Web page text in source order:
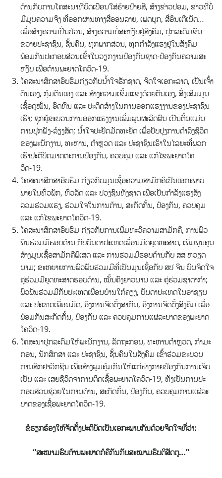
ຕ້ານ​ກັບ​ການ​ໂຄ​ສະ​ນາ​ທີ່​ບິດ​ເບືອນ​ໃສ່​ຮ້າຍ​ປ້າຍ​ສີ, ສ້າງ​ຂ່າວ​ປອມ, ຂ່າວ​ທີ່ບໍ່​
ມີ​ມູນ​ຄວາມ​ຈິງ ທີ່​ອອກ​ຜ່ານ​ທາງ​ສື່​ອອນ​ລາຍ, ເຟດ​ບຸກ, ສື່​ອິນ​ເຕີ​ເນັດ…
ເພື່ອ​ສ້າງ​ຄວາມ​ປັ່ນ​ປ່ວນ, ສ້າງ​ຄວາມບໍ່​ສະ​ຫງົບ​ຢູ່​ສັງ​ຄົມ, ປຸກ​ລະ​ດົມຂົນ​
ຂວາຍ​ປະ​ຊາ​ຊົນ, ຊັ້ນ​ຄົນ, ທຸກ​ພາກ​ສ່ວນ, ທຸກ​ກຳ​ລັງ​ແຮງ​ຢູ່​ໃນ​ສັງ​ຄົມ
ພ້ອມກັນ​ປະ​ກອບ​ສ່ວນ​ເຂົ້າ​ໃນ​ວຽກ​ງານ​ປ້ອງ​ກັນ​ຊາດ-ປ້ອງ​ກັນ​ຄວາມ​ສະ​
ຫງົບ ເພື່ອ​ຕ້ານພະ​ຍາດ​ໂຄວິດ-19.
ໂຄ​ສະ​ນາ​ສຶກ​ສາ​ອົບ​ຮົມ​ກ່ຽວ​ກັບ​ນ້ຳ​ໃຈ​ຮັກ​ຊາດ, ຈິດ​ໃຈ​ເອ​ກະ​ລາດ, ເປັນ​ເຈົ້າ​
ຕົນ​ເອງ, ກຸ້ມ​ຕົນ​ເອງ ແລະ ສ້າງ​ຄວາມ​ເຂັ້ມ​ແຂງ​ດ້ວຍ​ຕົນ​ເອງ, ສົ່ງ​ເສີມ​ມູນ​
ເຊື້ອ​ດຸ​ໝັ່ນ, ອົດ​ທົນ ແລະ ປະ​ດິດ​ສ້າງ​ໃນ​ການ​ອອກ​ແຮງ​ງານ​ຂອງ​ປະ​ຊາ​ຊົນ​
ເຮົາ; ຊຸກ​ຍູ້​ຂະ​ບວນ​ການ​ອອກ​ແຮງ​ງານ​ເພີ່ມ​ພູນ​ຜະ​ລິດ​ຜົນ ເປັນ​ຕົ້ນ​ແມ່ນ​
ການ​ປູກ​ຝັງ-ລ້ຽງ​ສັດ; ນ້ຳ​ໃຈ​ປະ​ຢັດ​ມັດ​ທະ​ຍັດ ເພື່ອ​ປັບ​ປຸງ​ການ​ດຳ​ລົງ​ຊີ​ວິດ​
ຂອງ​ພະ​ນັກ​ງານ, ທະ​ຫານ, ຕຳຫຼວດ ແລະ ປະ​ຊາ​ຊົນເຮົາ​ໃນ​​ໄລ​ຍະ​ທີ່​ພວກ​
ເຮົາ​ປະ​ຕິ​ບັດ​ມາດ​ຕະ​ການ​ປ້ອງ​ກັນ, ຄວບ​ຄຸມ ແລະ ແກ້​ໄຂພະ​ຍາດ​ໂຄ
ວິດ-19.
ໂຄ​ສະ​ນາ​ສຶກ​ສາ​ອົບ​ຮົມ ກ່ຽວ​ກັບ​ມູນ​ເຊື້ອ​ຄວາມ​ສາ​ມັກ​ຄີ​ເປັນ​ເອກ​ະ​ພາບ​
ພາຍ​ໃນ​ທົ່ວພັກ, ທົ່ວ​ລັດ ແລະ ປວງ​ຊົນ​​ທັງ​ຊາດ ເພື່ອ​ເປັນ​ກຳ​ລັງ​ແຮງ​ສັງ​
ລວມ​ຮ່ວມ​ແຮງ, ຮ່ວ​ມ​ໃຈ​ໃນ​ການ​ຕ້ານ, ສະ​ກັດ​ກັ້ນ, ປ້ອງ​ກັນ, ຄວບ​ຄຸມ
ແລະ ແກ້​ໄຂພະ​ຍາດ​ໂຄວິດ-19.
ໂຄ​ສະ​ນາ​ສຶກ​ສາ​ອົບ​ຮົມ ກ່ຽວ​ກັບ​ການ​ເພີ່ມ​ທະ​ວີ​ຄວາມ​ສາ​ມັກ​ຄີ, ການ​ພົວ​
ພັນ​ຮ່ວມ​ມື​ຮອບ​ດ້ານ ກັບ​ບັນ​ດາ​ປະ​ເທດ​ເພື່ອນ​ມິດ​ຍຸດ​ທະ​ສາດ, ເພີ່ມ​ພູນ​ຄູນ​
ສ້າງ​ມູນ​ເຊືຶ້ອ​ສາ​ມັກ​ຄີ​ພິ​ເສດ ແລະ ການ​ຮ່ວມ​ມື​ຮອບ​ດ້ານ​ກັບ ສ​ສ ຫວຽດ​
ນາມ; ຂະ​ຫຍາຍ​ການ​ພົວ​ພັນ​ຮ່ວມ​ມື​ທີ່​ເປັນ​ມູນ​ເຊື້ອ​ກັບ ສ​ປ ຈີນ ບົນ​ຈິດ​ໃຈ​
ຄູ່​ຮ່ວມ​ມື​ຍຸດ​ທະ​ສາດ​ຮອບ​ດ້ານ, ໝັ້ນ​ຄົງ​ຍາວ​ນານ ແລະ ຄູ່​ຮ່ວມ​ຊາຕາ​ກຳ;
ພົວ​ພັນ​ຮ່ວມ​ມື​ກັບ​ປະ​ເທດ​ເພື່ອນ​ບ້ານ​ໃກ້​ຄຽງ, ບັນ​ດາ​ປະ​ເທດ​ໃນ​ອາ​ຊຽນ​
ແລະ ປະ​ເທດ​ເພື່ອນ​ມິດ, ອົງ​ການ​ຈັດ​ຕັ້ງ​ສາ​ກົນ, ອົງ​ການ​ຈັດ​ຕັ້ງ​ສັງ​ຄົມ ເພື່ອ​
ພ້ອມ​ກັນ​ສະ​ກັດ​ກັ້ນ, ປ້ອງ​ກັນ ແລະ ຄວບ​ຄຸມ​ການ​ແຜ່​ລະ​ບາດ​ຂອງ​ພະ​ຍາດ​
ໂຄວິດ-19.
ໂຄ​ສະ​ນາ​ປຸກ​ລະ​ດົມໃຫ້​ພະ​ນັກ​ງານ, ລັດ​ຖະ​ກອນ, ທະ​ຫານ​ຕຳຫຼວດ, ກຳ​ມະ​
ກອນ, ນັກ​ສຶກ​ສາ ແລະ ປະ​ຊາ​ຊົນ, ຊັ້ນ​ຄົນ​ໃນ​ສັງ​ຄົມ ເຂົ້າ​ຮ່ວມ​ຂະ​ບວນ​
ການ​ສັກ​ຢາ​ວັກ​ຊີນ ເພື່ອ​​ສ້າງ​ພູມ​ຄຸ​້ມ​ກັນ​ໃຫ້​ແກ່​ຮ່າງ​ກາຍ​ປ້ອງ​ກັນ​ການ​ເຈັບ​
ເປັນ ແລະ ເສຍ​ຊີ​ວິດ​ຈາ​ການ​ຕິດ​ເຊື້ອພະ​ຍາດ​ໂຄວິດ-19, ທັງ​ເປັນ​ການ​ປະ​
ກອບ​ສ່ວນ​ຊ່ວຍ​ໃນ​ການ​ຕ້ານ, ສະ​ກັດ​ກັ້ນ, ປ້ອງ​ກັນ, ຄວບ​ຄຸມ​ການ​ແຜ່​ລະ​
ບາດ​ຂອງເຊື້ອພະ​ຍາດ​ໂຄວິດ-19.
ຂໍຮຽກຮ້ອງໃຫ້ຈັດຕັ້ງປະຕິບັດເປັນເອກະພາບກັນດ້ວຍຈິດໃຈທີ່ວ່າ:
“ສະໝາມຮົບຕ້ານພະຍາດກໍຄືກັນກັບສະໝາມຮົບຕີສັດຕູ…”